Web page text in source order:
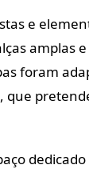
e
amplas
foram
que